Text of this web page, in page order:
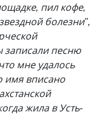
пил кофе,
болезни",
записали песню
мне удалось
имя вписано
жила в Усть-